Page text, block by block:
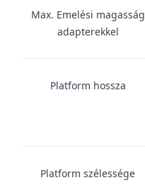
Max. Emelési magasság
adapterekkel
Platform hossza
Platform szélessége